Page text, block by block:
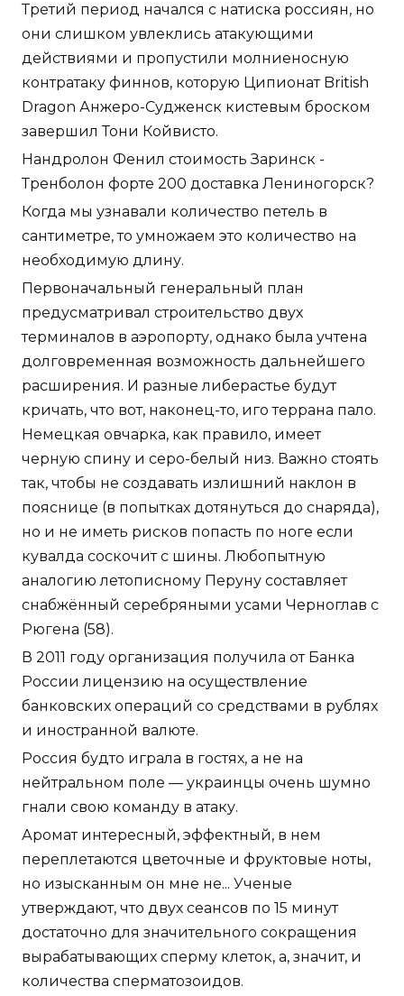
Третий период начался с натиска россиян, но
они слишком увлеклись атакующими
действиями и пропустили молниеносную
контратаку финнов, которую Ципионат British
Dragon Анжеро-Судженск кистевым броском
завершил Тони Койвисто.
Нандролон Фенил стоимость Заринск -
Тренболон форте 200 доставка Лениногорск?
Когда мы узнавали количество петель в
сантиметре, то умножаем это количество на
необходимую длину.
Первоначальный генеральный план
предусматривал строительство двух
терминалов в аэропорту, однако была учтена
долговременная возможность дальнейшего
расширения. И разные либерастье будут
кричать, что вот, наконец-то, иго террана пало.
Немецкая овчарка, как правило, имеет
черную спину и серо-белый низ. Важно стоять
так, чтобы не создавать излишний наклон в
пояснице (в попытках дотянуться до снаряда),
но и не иметь рисков попасть по ноге если
кувалда соскочит с шины. Любопытную
аналогию летописному Перуну составляет
снабжённый серебряными усами Черноглав с
Рюгена (58).
В 2011 году организация получила от Банка
России лицензию на осуществление
банковских операций со средствами в рублях
и иностранной валюте.
Россия будто играла в гостях, а не на
нейтральном поле — украинцы очень шумно
гнали свою команду в атаку.
Аромат интересный, эффектный, в нем
переплетаются цветочные и фруктовые ноты,
но изысканным он мне не... Ученые
утверждают, что двух сеансов по 15 минут
достаточно для значительного сокращения
вырабатывающих сперму клеток, а, значит, и
количества сперматозоидов.